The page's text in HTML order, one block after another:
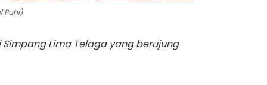
Puhi)
Lima Telaga yang berujung